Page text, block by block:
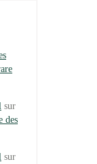
sur
des
sur